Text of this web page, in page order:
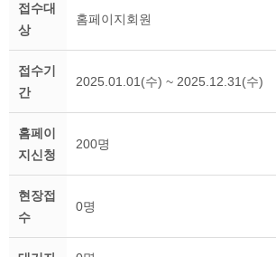
접수대
상
홈페이지회원
접수기
간
2025.01.01(수) ~ 2025.12.31(수)
홈페이
지신청
200명
현장접
수
0명